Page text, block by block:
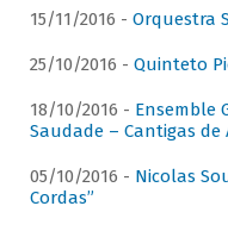
15/11/2016 - Orquestra
25/10/2016 - Quinteto
18/10/2016 - Ensemble
Saudade – Cantigas de
05/10/2016 - Nicolas
Cordas”